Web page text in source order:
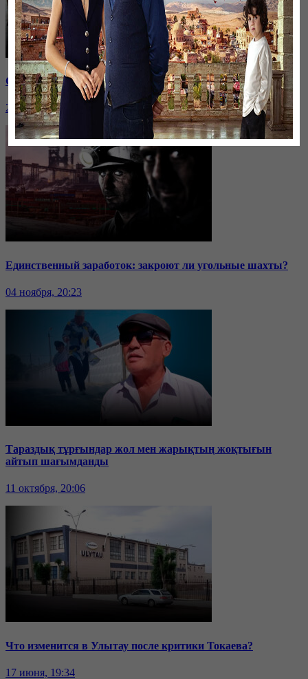
Саммит ОДКБ: под вопросом эффективность организации
24 ноября, 20:43
Единственный заработок: закроют ли угольные шахты?
04 ноября, 20:23
Тараздық тұрғындар жол мен жарықтың жоқтығын
айтып шағымданды
11 октября, 20:06
Что изменится в Улытау после критики Токаева?
17 июня, 19:34